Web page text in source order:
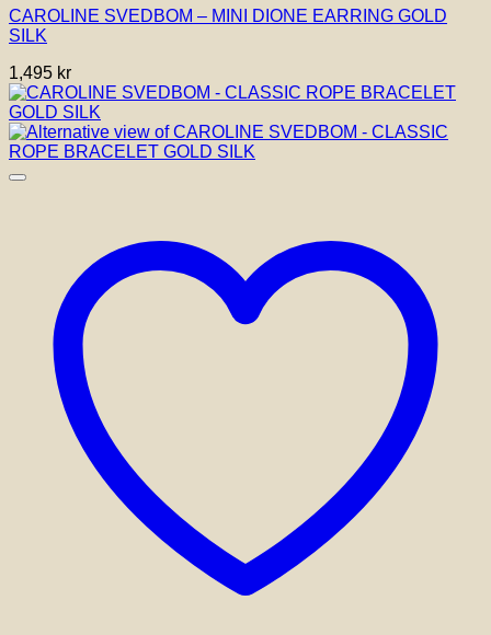
CAROLINE SVEDBOM – MINI DIONE EARRING GOLD
SILK
1,495 kr